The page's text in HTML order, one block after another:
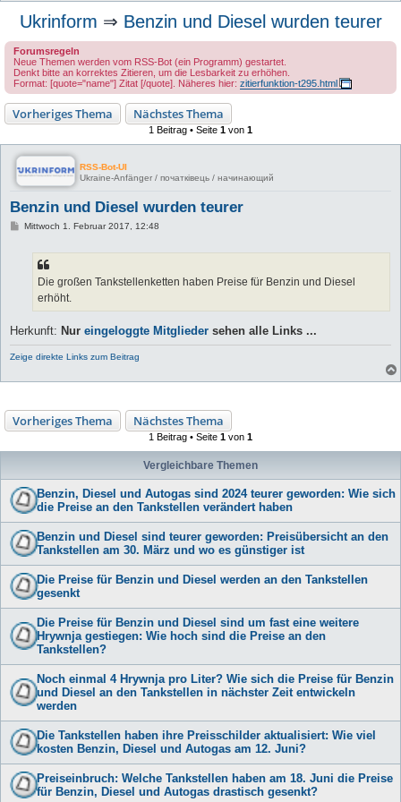
Ukrinform ⇒ Benzin und Diesel wurden teurer
Forumsregeln
Neue Themen werden vom RSS-Bot (ein Programm) gestartet.
Denkt bitte an korrektes Zitieren, um die Lesbarkeit zu erhöhen.
Format: [quote="name"] Zitat [/quote]. Näheres hier: zitierfunktion-t295.html
Vorheriges Thema Nächstes Thema
1 Beitrag • Seite 1 von 1
RSS-Bot-UI
Ukraine-Anfänger / початківець / начинающий
Benzin und Diesel wurden teurer
BMittwoch 1. Februar 2017, 12:48
Die großen Tankstellenketten haben Preise für Benzin und Diesel
erhöht.
Herkunft: Nur eingeloggte Mitglieder sehen alle Links ...
Zeige direkte Links zum Beitrag
Vorheriges Thema Nächstes Thema
1 Beitrag • Seite 1 von 1
Vergleichbare Themen
Benzin, Diesel und Autogas sind 2024 teurer geworden: Wie sich
die Preise an den Tankstellen verändert haben
Benzin und Diesel sind teurer geworden: Preisübersicht an den
Tankstellen am 30. März und wo es günstiger ist
Die Preise für Benzin und Diesel werden an den Tankstellen
gesenkt
Die Preise für Benzin und Diesel sind um fast eine weitere
Hrywnja gestiegen: Wie hoch sind die Preise an den
Tankstellen?
Noch einmal 4 Hrywnja pro Liter? Wie sich die Preise für Benzin
und Diesel an den Tankstellen in nächster Zeit entwickeln
werden
Die Tankstellen haben ihre Preisschilder aktualisiert: Wie viel
kosten Benzin, Diesel und Autogas am 12. Juni?
Preiseinbruch: Welche Tankstellen haben am 18. Juni die Preise
für Benzin, Diesel und Autogas drastisch gesenkt?